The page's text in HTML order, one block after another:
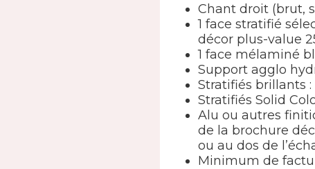
Chant droit (brut,
1 face stratifié
décor plus-value
1 face mélaminé
Support agglo
Stratifiés brillants :
Stratifiés Solid
Alu ou autres
de la brochure
ou au dos de
Minimum de